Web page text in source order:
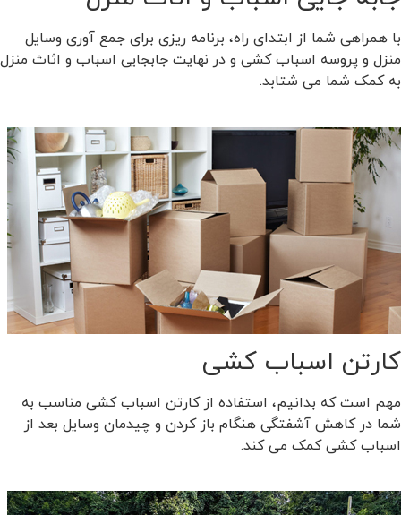
با همراهی شما از ابتدای راه، برنامه ریزی برای جمع آوری وسایل
منزل و پروسه اسباب کشی و در نهایت جابجایی اسباب و اثاث منزل
به کمک شما می شتابد.
کارتن اسباب کشی
مهم است که بدانیم، استفاده از کارتن اسباب کشی مناسب به
شما در کاهش آشفتگی هنگام باز کردن و چیدمان وسایل بعد از
اسباب کشی کمک می کند.